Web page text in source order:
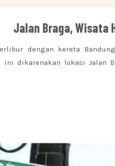
Jalan Braga, Wisata
dengan kereta Bandung
dikarenakan lokasi Jalan